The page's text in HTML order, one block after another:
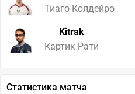
Тиаго Колдейро
Kitrak
Картик Рати
Статистика матча